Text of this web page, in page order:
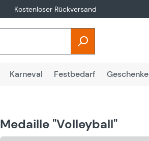
Kostenloser Rückversand
Karneval Festbedarf Geschenke
Medaille "Volleyball"